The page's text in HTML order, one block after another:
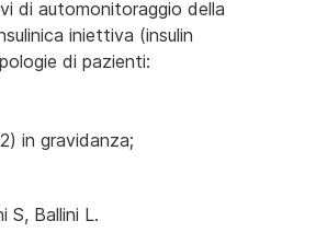
di automonitoraggio della
iniettiva (insulin
di pazienti:
in gravidanza;
S, Ballini L.